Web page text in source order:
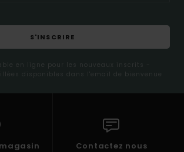
S'INSCRIRE
en ligne pour les nouveaux inscrits -
disponibles dans l'email de bienvenue
Contactez nous